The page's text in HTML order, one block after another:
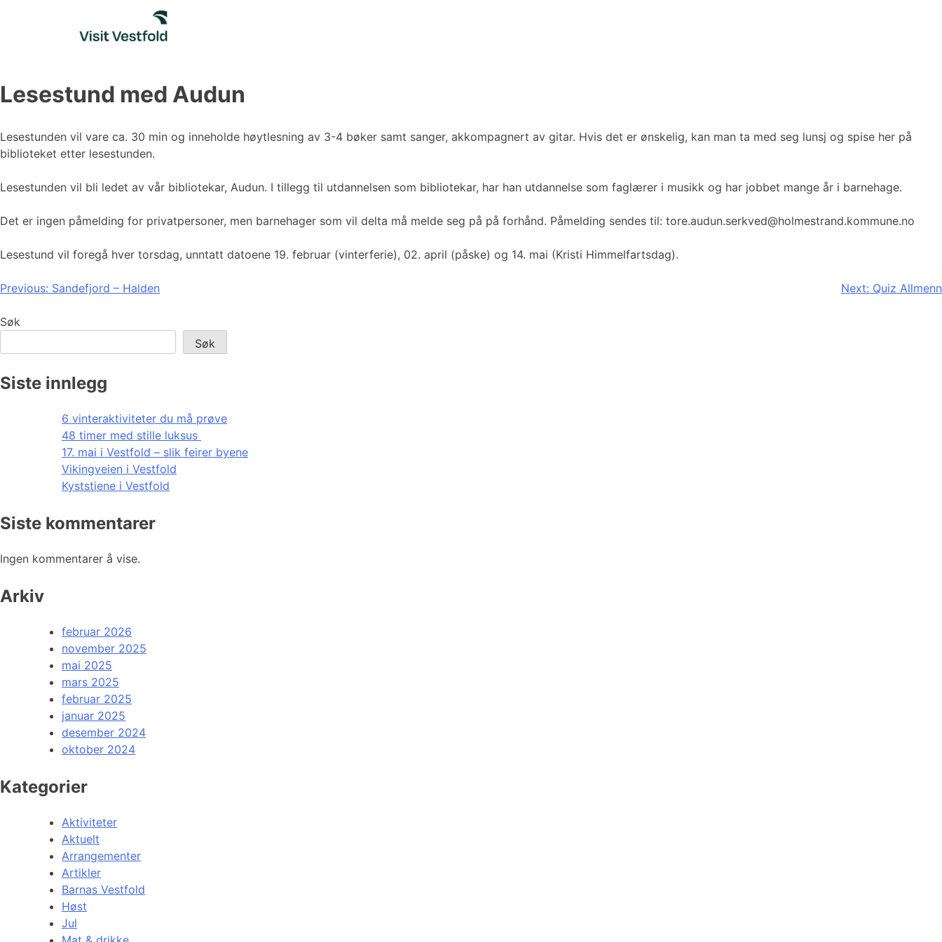
Lesestund med Audun
Lesestunden vil vare ca. 30 min og inneholde høytlesning av 3-4 bøker samt sanger, akkompagnert av gitar. Hvis det er ønskelig, kan man ta med seg lunsj og spise her på
biblioteket etter lesestunden.
Lesestunden vil bli ledet av vår bibliotekar, Audun. I tillegg til utdannelsen som bibliotekar, har han utdannelse som faglærer i musikk og har jobbet mange år i barnehage.
Det er ingen påmelding for privatpersoner, men barnehager som vil delta må melde seg på på forhånd. Påmelding sendes til: tore.audun.serkved@holmestrand.kommune.no
Lesestund vil foregå hver torsdag, unntatt datoene 19. februar (vinterferie), 02. april (påske) og 14. mai (Kristi Himmelfartsdag).
Innleggsnavigasjon
Previous: Sandefjord – Halden Next: Quiz Allmenn
Søk
Søk
Siste innlegg
6 vinteraktiviteter du må prøve
48 timer med stille luksus
17. mai i Vestfold – slik feirer byene
Vikingveien i Vestfold
Kyststiene i Vestfold
Siste kommentarer
Ingen kommentarer å vise.
Arkiv
februar 2026
november 2025
mai 2025
mars 2025
februar 2025
januar 2025
desember 2024
oktober 2024
Kategorier
Aktiviteter
Aktuelt
Arrangementer
Artikler
Barnas Vestfold
Høst
Jul